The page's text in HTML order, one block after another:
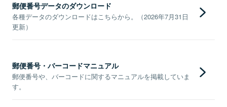
郵便番号データのダウンロード
各種データのダウンロードはこちらから。（2026年7月31日
更新）
郵便番号・バーコードマニュアル
郵便番号や、バーコードに関するマニュアルを掲載していま
す。